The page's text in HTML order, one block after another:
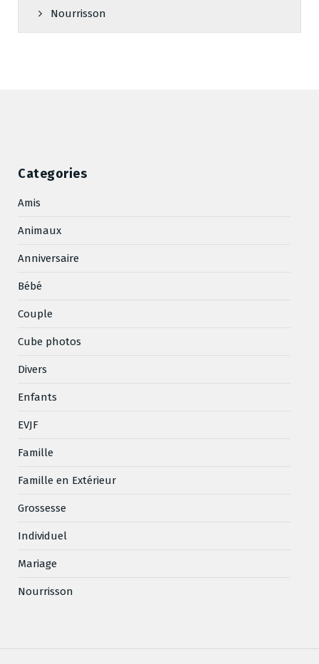
Nourrisson
Categories
Amis
Animaux
Anniversaire
Bébé
Couple
Cube photos
Divers
Enfants
EVJF
Famille
Famille en Extérieur
Grossesse
Individuel
Mariage
Nourrisson